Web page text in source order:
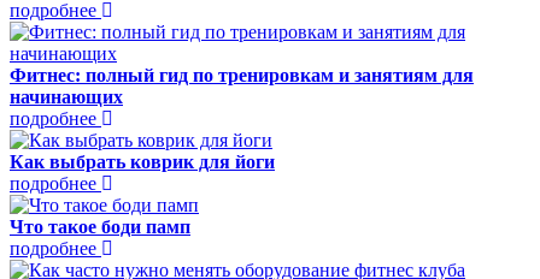
подробнее
Фитнес: полный гид по тренировкам и занятиям для
начинающих
подробнее
Как выбрать коврик для йоги
подробнее
Что такое боди памп
подробнее